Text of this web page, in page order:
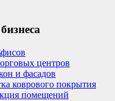
центров
и фасадов
коврового покрытия
помещений